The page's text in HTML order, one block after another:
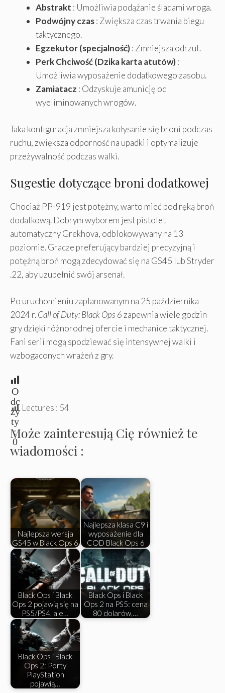
Abstrakt : Umożliwia podążanie śladami wroga.
Podwójny czas: Zwiększa czas trwania biegu
taktycznego.
Egzekutor (specjalność): Zmniejsza odrzut.
Perk Chciwość (Dzika karta atutów):
Umożliwia wyposażenie dodatkowego zasobu.
Zamiatacz : Odzyskuje amunicję od
wyeliminowanych wrogów.
Taka konfiguracja zmniejsza kołysanie się broni podczas
ruchu, zwiększa odporność na upadki i optymalizuje
przeżywalność podczas walki.
Sugestie dotyczące broni dodatkowej
Chociaż PP-919 jest potężny, warto mieć pod ręką broń
dodatkową. Dobrym wyborem jest pistolet
automatyczny Grekhova, odblokowywany na 13
poziomie. Gracze preferujący bardziej precyzyjną i
potężną broń mogą zdecydować się na GS45 lub Stryder
.22, aby uzupełnić swój arsenał.
Po uruchomieniu zaplanowanym na 25 października
2024 r.Call of Duty: Black Ops 6 zapewnia wiele godzin
gry dzięki różnorodnej ofercie i mechanice taktycznej.
Fani serii mogą spodziewać się intensywnej walki i
wzbogaconych wrażeń z gry.
O
dc
zy
ty
:
0
Lectures : 54
Może zainteresują Cię również te
wiadomości :
Najlepsza wersja
GS45 w Black Ops 6
Najlepsza klasa C9 i
wyposażenie dla
COD Black Ops 6
Black Ops i Black
Ops 2 pojawią się na
PS5/PS4, ale…
Black Ops i Black
Ops 2 na PS5: cena
80 dolarów,…
Black Ops i Black
Ops 2: Porty
PlayStation
pojawią…